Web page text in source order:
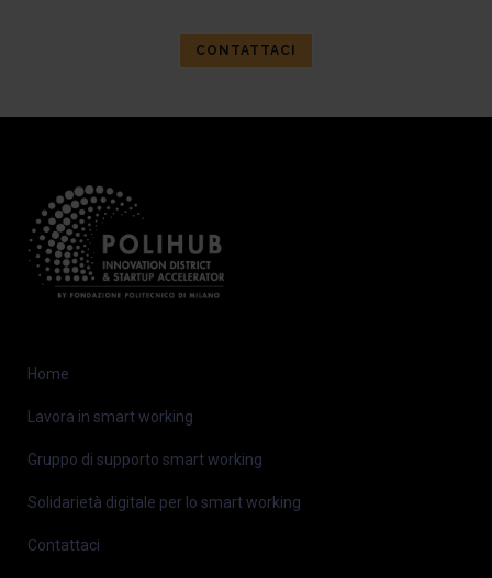
CONTATTACI
Home
Lavora in smart working
Gruppo di supporto smart working
Solidarietà digitale per lo smart working
Contattaci